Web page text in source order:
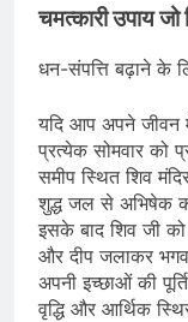
चमत्कारी उपाय जो
धन-संपत्ति बढ़ाने के
यदि आप अपने जीवन
प्रत्येक सोमवार को
समीप स्थित शिव
शुद्ध जल से अभिषेक
इसके बाद शिव जी
और दीप जलाकर
अपनी इच्छाओं की
वृद्धि और आर्थिक